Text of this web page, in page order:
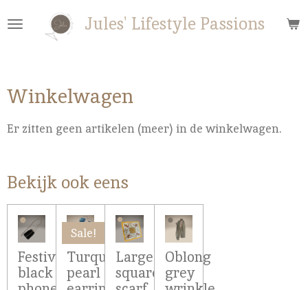
direct
Jules' Lifestyle Passions
Winkelwagen
Er zitten geen artikelen (meer) in de winkelwagen.
Bekijk ook eens
Festive
black
Sale!
Turquoise
pearl
Large
square
Oblong
grey